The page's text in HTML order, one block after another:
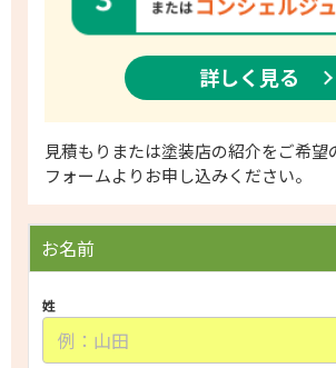
詳しく見る
見積もりまたは塗装店の紹介をご希望
フォームよりお申し込みください。
お名前
姓